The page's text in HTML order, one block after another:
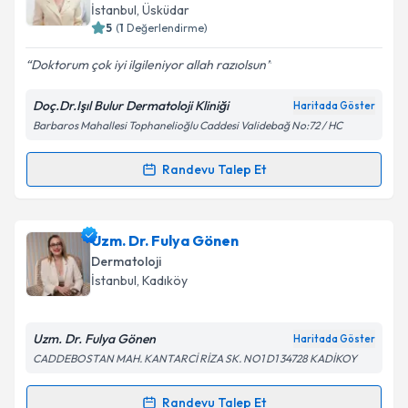
E-posta Adresiniz
Metni 'ni okudum ve kişisel verilerimin belirtilen
kapsamda işlenmesini kabul ediyorum.
Takvim Talebini Gönder
İstanbul, Üsküdar
5 (1 Değerlendirme)
Doktorum çok iyi ilgileniyor allah razıolsun
Doç.Dr.Işıl Bulur Dermatoloji Kliniği Haritada Göster
Barbaros Mahallesi Tophanelioğlu Caddesi Validebağ No:72 / HC
Randevu Talep Et
Randevu Takvimi Talebi
Doç. Dr. Işıl Buluriçin randevu takvimi talebi
oluşturun. Size bu uzmandan randevu almanız için bir
takvim hazırlandığında e-posta ile bilgilendireceğiz.
Kişisel verilerimin işlenmesine ilişkin
Uzm. Dr. Fulya Gönen
Dermatoloji
İstanbul, Kadıköy
Uzm. Dr. Fulya Gönen Haritada Göster
CADDEBOSTAN MAH. KANTARCİ RİZA SK. NO1 D1 34728 KADİKOY
Randevu Talep Et